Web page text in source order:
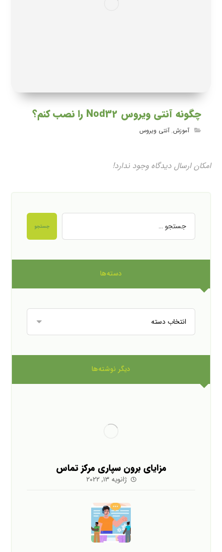
چگونه آنتی ویروس Nod32 را نصب کنم؟
آموزش,آنتی ویروس
امکان ارسال دیدگاه وجود ندارد!
جستجو
دسته‌ها
دیگر نوشته‌ها
مزایای برون سپاری مرکز تماس
ژانویه ۱۳, ۲۰۲۲